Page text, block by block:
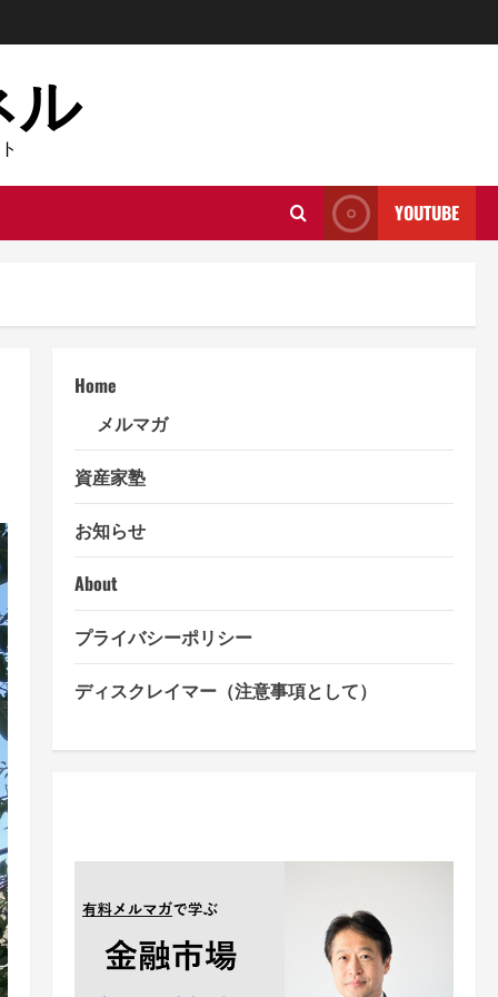
ル
YOUTUBE
Home
メルマガ
資産家塾
お知らせ
About
プライバシーポリシー
ディスクレイマー（注意事項として）